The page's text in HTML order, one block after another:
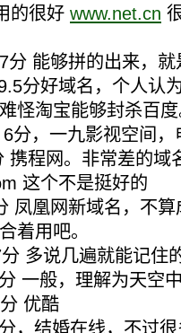
的很好 www.net.cn
7分 能够拼的出来，就
分好域名，个人认
怪淘宝能够封杀百
6分，一九影视空间，
携程网。非常差的域
这个不是挺好的
凤凰网新域名，不算
着用吧。
多说几遍就能记住
一般，理解为天空
优酷
，结婚在线，不过